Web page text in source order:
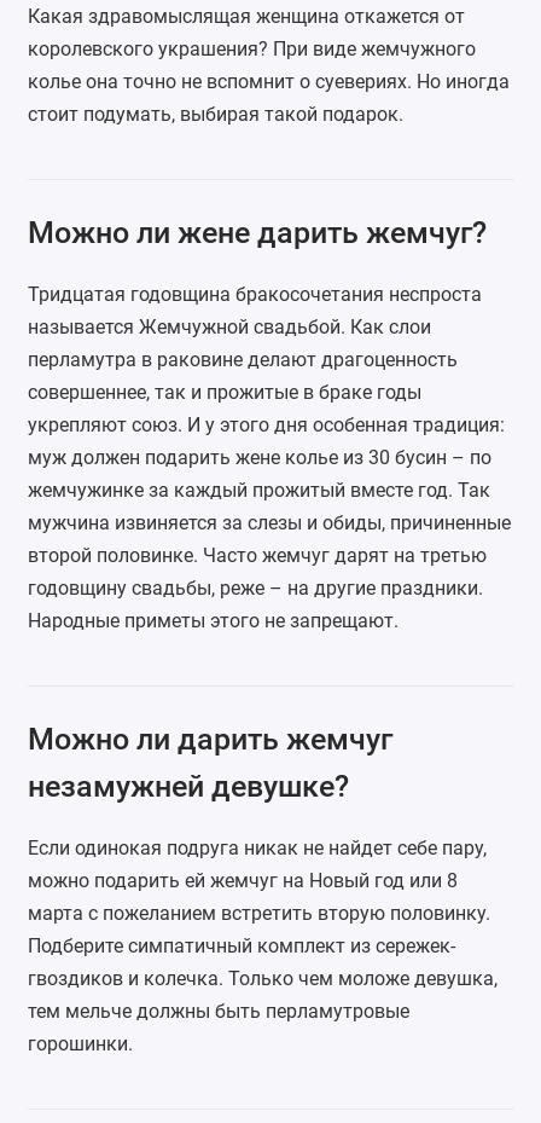
Какая здравомыслящая женщина откажется от
королевского украшения? При виде жемчужного
колье она точно не вспомнит о суевериях. Но иногда
стоит подумать, выбирая такой подарок.
Можно ли жене дарить жемчуг?
Тридцатая годовщина бракосочетания неспроста
называется Жемчужной свадьбой. Как слои
перламутра в раковине делают драгоценность
совершеннее, так и прожитые в браке годы
укрепляют союз. И у этого дня особенная традиция:
муж должен подарить жене колье из 30 бусин – по
жемчужинке за каждый прожитый вместе год. Так
мужчина извиняется за слезы и обиды, причиненные
второй половинке. Часто жемчуг дарят на третью
годовщину свадьбы, реже – на другие праздники.
Народные приметы этого не запрещают.
Можно ли дарить жемчуг
незамужней девушке?
Если одинокая подруга никак не найдет себе пару,
можно подарить ей жемчуг на Новый год или 8
марта с пожеланием встретить вторую половинку.
Подберите симпатичный комплект из сережек-
гвоздиков и колечка. Только чем моложе девушка,
тем мельче должны быть перламутровые
горошинки.